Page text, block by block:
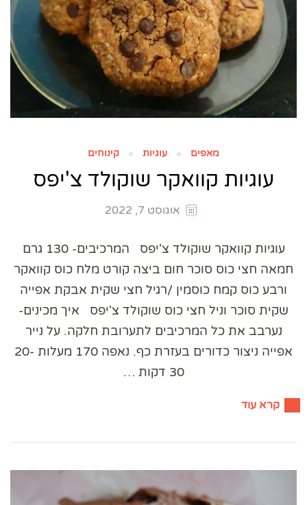
מאפים עוגיות קינוחים
עוגיות קוואקר שוקולד צ'יפס
אוגוסט 7, 2022
עוגיות קוואקר שוקולד צ'יפס המרכיבים- 130 גרם
חמאה חצי כוס סוכר חום ביצה קורט מלח כוס קוואקר
ורבע כוס קמח כוסמין /רגיל חצי שקית אבקת אפייה
שקית סוכר וניל חצי כוס שוקולד צ'יפס איך מכינים-
נערבב את כל המרכיבים לתערובת חלקה. על נייר
אפייה ניצור כדורים בעזרת כף. נאפה 170 מעלות 20-
30 דקות …
קרא עוד